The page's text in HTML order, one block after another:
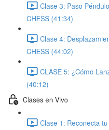
Clase 3: Paso
CHESS (41:34)
Clase 4:
CHESS (44:02)
CLASE 5: ¿Cómo
(40:12)
Clases en Vivo
Clase 1: Reconecta